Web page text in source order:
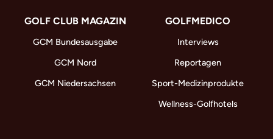
GOLF CLUB MAGAZIN
GCM Bundesausgabe
GCM Nord
GCM Niedersachsen
GOLFMEDICO
Interviews
Reportagen
Sport-Medizinprodukte
Wellness-Golfhotels